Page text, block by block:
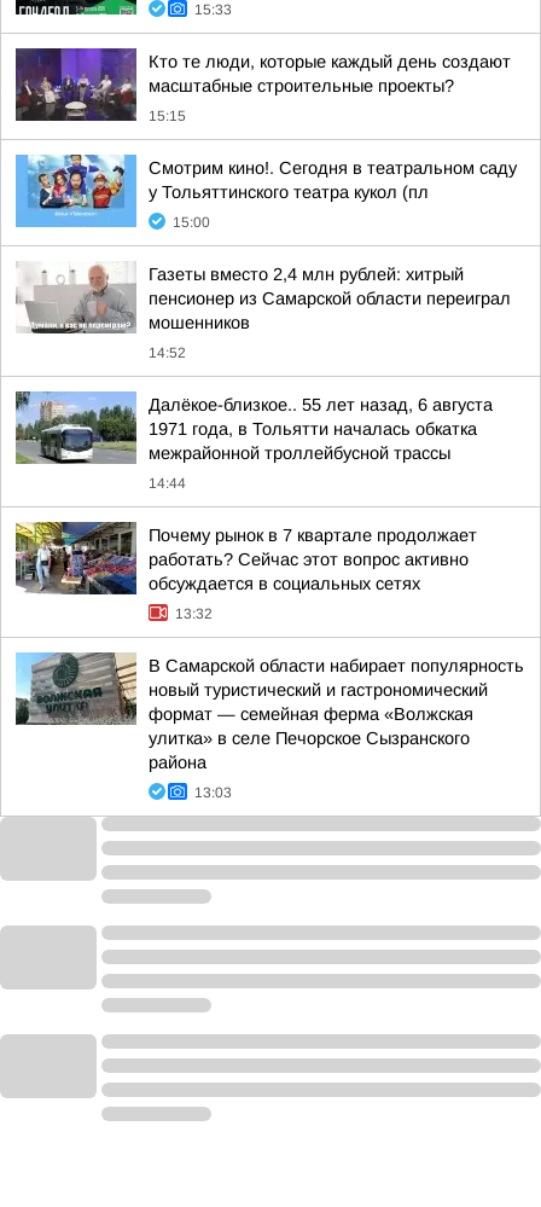
15:33
Кто те люди, которые каждый день создают
масштабные строительные проекты?
15:15
Смотрим кино!. Сегодня в театральном саду
у Тольяттинского театра кукол (пл
15:00
Газеты вместо 2,4 млн рублей: хитрый
пенсионер из Самарской области переиграл
мошенников
14:52
Далёкое-близкое.. 55 лет назад, 6 августа
1971 года, в Тольятти началась обкатка
межрайонной троллейбусной трассы
14:44
Почему рынок в 7 квартале продолжает
работать? Сейчас этот вопрос активно
обсуждается в социальных сетях
13:32
В Самарской области набирает популярность
новый туристический и гастрономический
формат — семейная ферма «Волжская
улитка» в селе Печорское Сызранского
района
13:03